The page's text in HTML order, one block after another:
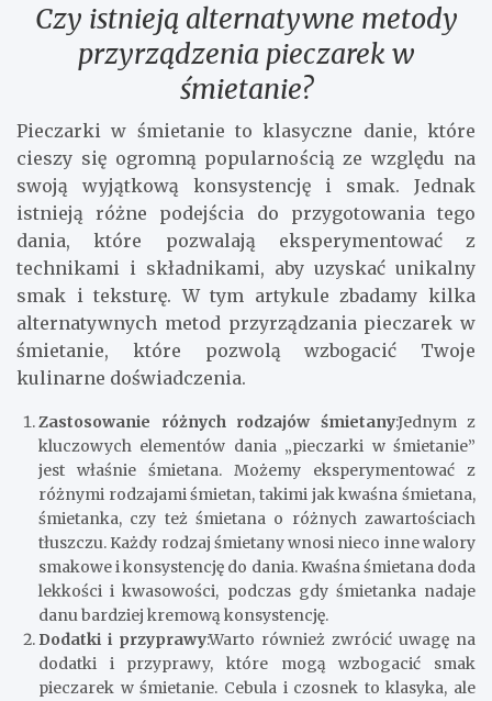
Czy istnieją alternatywne metody
przyrządzenia pieczarek w
śmietanie?
Pieczarki w śmietanie to klasyczne danie, które
cieszy się ogromną popularnością ze względu na
swoją wyjątkową konsystencję i smak. Jednak
istnieją różne podejścia do przygotowania tego
dania, które pozwalają eksperymentować z
technikami i składnikami, aby uzyskać unikalny
smak i teksturę. W tym artykule zbadamy kilka
alternatywnych metod przyrządzania pieczarek w
śmietanie, które pozwolą wzbogacić Twoje
kulinarne doświadczenia.
Zastosowanie różnych rodzajów śmietany:Jednym z
kluczowych elementów dania „pieczarki w śmietanie”
jest właśnie śmietana. Możemy eksperymentować z
różnymi rodzajami śmietan, takimi jak kwaśna śmietana,
śmietanka, czy też śmietana o różnych zawartościach
tłuszczu. Każdy rodzaj śmietany wnosi nieco inne walory
smakowe i konsystencję do dania. Kwaśna śmietana doda
lekkości i kwasowości, podczas gdy śmietanka nadaje
danu bardziej kremową konsystencję.
Dodatki i przyprawy:Warto również zwrócić uwagę na
dodatki i przyprawy, które mogą wzbogacić smak
pieczarek w śmietanie. Cebula i czosnek to klasyka, ale